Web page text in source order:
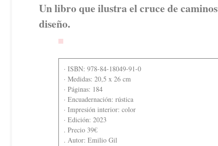
Un libro que ilustra el cruce de
diseño.
· ISBN: 978-84-18049-91-0
· Medidas: 20,5 x 26 cm
· Páginas: 184
· Encuadernación: rústica
· Impresión interior: color
· Edición: 2023
. Precio 39€
. Autor: Emilio Gil